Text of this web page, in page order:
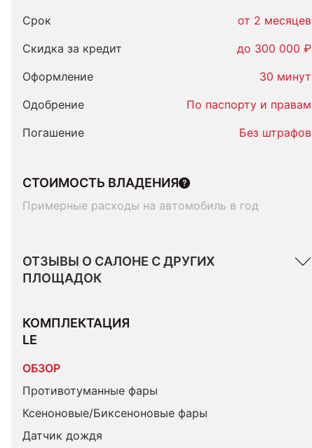
Срок
от 2 месяцев
Скидка за кредит
до 300 000 ₽
Оформление
30 минут
Одобрение
По паспорту и правам
Погашение
Без штрафов
СТОИМОСТЬ ВЛАДЕНИЯ
Примерные расходы на автомобиль в год
ОТЗЫВЫ О САЛОНЕ С ДРУГИХ
ПЛОЩАДОК
КОМПЛЕКТАЦИЯ
LE
ОБЗОР
Противотуманные фары
Ксеноновые/Биксеноновые фары
Датчик дождя